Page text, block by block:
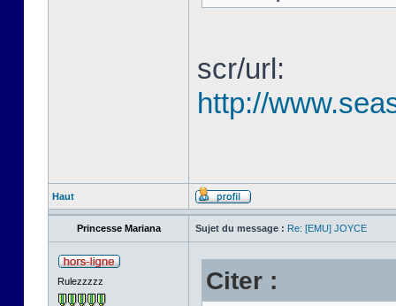
scr/url:
http://
Haut
Princesse Mariana Sujet du message : Re: [EMU] JOYCE
Rulezzzzz Citer :